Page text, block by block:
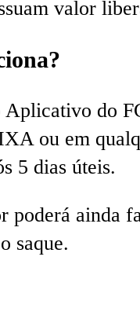
valor
Aplicativo do
ou em
5 dias úteis.
poderá ainda
saque.